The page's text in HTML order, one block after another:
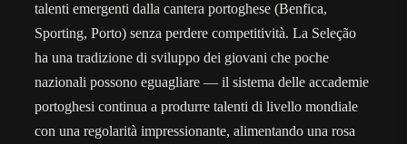
talenti emergenti dalla cantera portoghese (Benfica,
Sporting, Porto) senza perdere competitività. La Seleção
ha una tradizione di sviluppo dei giovani che poche
nazionali possono eguagliare — il sistema delle accademie
portoghesi continua a produrre talenti di livello mondiale
con una regolarità impressionante, alimentando una rosa